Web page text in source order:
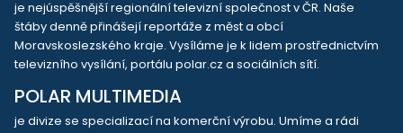
je nejúspěšnější regionální televizní společnost v ČR. Naše
štáby denně přinášejí reportáže z měst a obcí
Moravskoslezského kraje. Vysíláme je k lidem prostřednictvím
televizního vysílání, portálu polar.cz a sociálních sítí.
POLAR MULTIMEDIA
je divize se specializací na komerční výrobu. Umíme a rádi